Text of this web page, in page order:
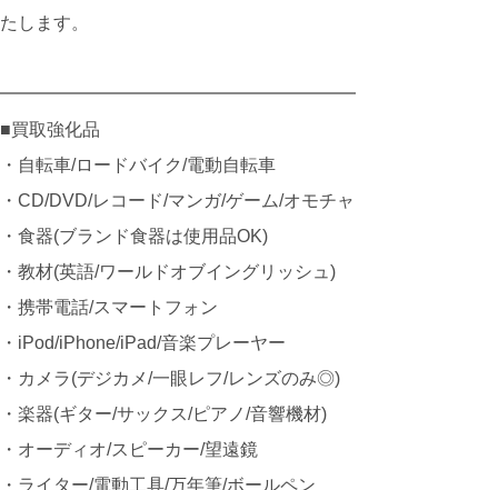
たします。
━━━━━━━━━━━━━━━━━━━━
■買取強化品
・自転車/ロードバイク/電動自転車
・CD/DVD/レコード/マンガ/ゲーム/オモチャ
・食器(ブランド食器は使用品OK)
・教材(英語/ワールドオブイングリッシュ)
・携帯電話/スマートフォン
・iPod/iPhone/iPad/音楽プレーヤー
・カメラ(デジカメ/一眼レフ/レンズのみ◎)
・楽器(ギター/サックス/ピアノ/音響機材)
・オーディオ/スピーカー/望遠鏡
・ライター/電動工具/万年筆/ボールペン